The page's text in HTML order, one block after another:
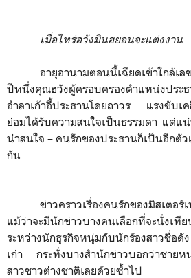
เมื่อไหร่ฮวังมินฮยอนจะแต่งงาน
อายุอานามตอนนี้เฉียดเข้าใกล้เ
ปีหนึ่งคุณฮวังผู้ครอบครองตำแหน่งประธ
อำลาเก้าอี้ประธานโดยถาวร แรงขับเ
ย่อมได้รับความสนใจเป็นธรรมดา แต่แ
น่าสนใจ – คนรักของประธานก็เป็นอีกตั
กัน
ข่าวคราวเรื่องคนรักของมิสเตอ
แม้ว่าจะมีนักข่าวบางคนเลือกที่จะนั่งเที
ระหว่างนักธุรกิจหนุ่มกับนักร้องสาวชื่อ
เก่า กระทั่งบางสำนักข่าวบอกว่าชาย
สาวชาวต่างชาติเลยด้วยซ้ำไป